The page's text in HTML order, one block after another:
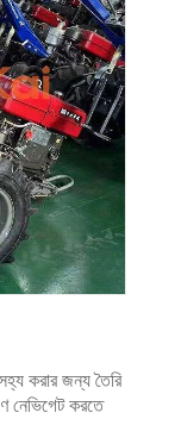
করার জন্য তৈরি
নেভিগেট করতে